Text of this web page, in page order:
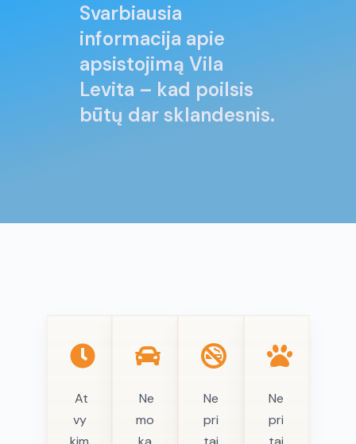
Svarbiausia
informacija apie
apsistojimą Vila
Levita – kad poilsis
būtų dar sklandesnis.
At
vy
Ne
mo
Ne
pri
Ne
pri